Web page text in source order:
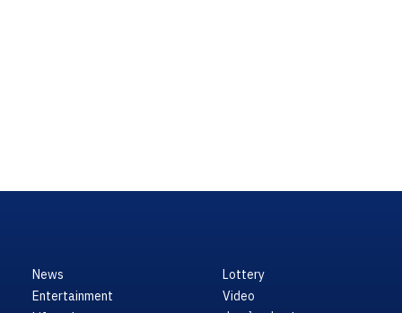
News
Entertainment
Lottery
Video